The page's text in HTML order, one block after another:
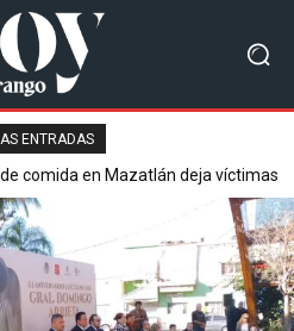
ENTRADAS
en Mazatlán deja víctimas
heridos.
reporta saldo blanco en operativo
Fin 2025.